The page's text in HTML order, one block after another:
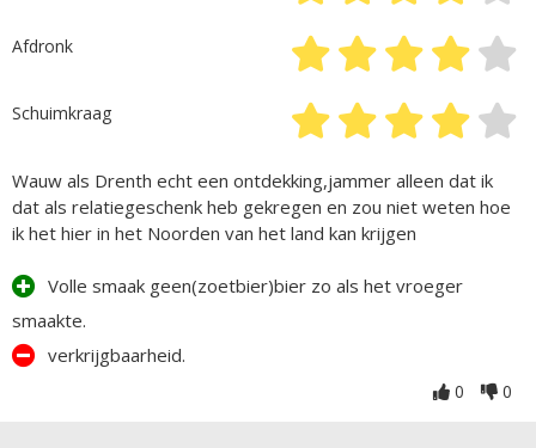
Afdronk
Schuimkraag
Wauw als Drenth echt een ontdekking,jammer alleen dat ik
dat als relatiegeschenk heb gekregen en zou niet weten hoe
ik het hier in het Noorden van het land kan krijgen
Volle smaak geen(zoetbier)bier zo als het vroeger
smaakte.
verkrijgbaarheid.
0 0